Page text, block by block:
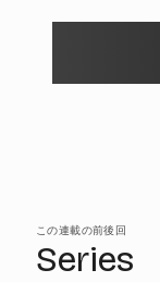
この連載の前後回
Series